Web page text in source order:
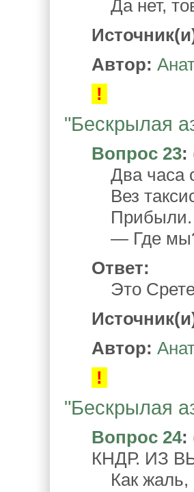
Да нет,
Автор:
!
"Бескрылая
Вопрос 23:
Два часа с
Вез
Прибыли.
— Где
Ответ:
Это
Автор:
!
"Бескрылая
Вопрос 24:
КНДР. ИЗ
Как жаль,